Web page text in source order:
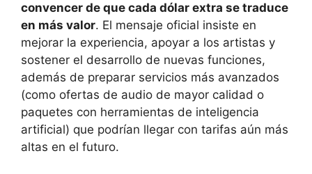
convencer de que cada dólar extra se traduce
en más valor. El mensaje oficial insiste en
mejorar la experiencia, apoyar a los artistas y
sostener el desarrollo de nuevas funciones,
además de preparar servicios más avanzados
(como ofertas de audio de mayor calidad o
paquetes con herramientas de inteligencia
artificial) que podrían llegar con tarifas aún más
altas en el futuro.